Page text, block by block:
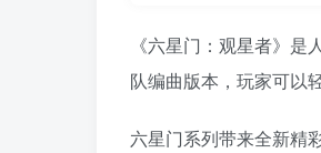
《六星门：观星者》
队编曲版本，玩家可以
六星门系列带来全新精